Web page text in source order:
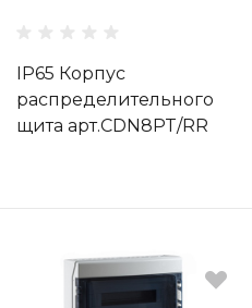
IP65 Корпус
распределительного
щита арт.CDN8PT/RR